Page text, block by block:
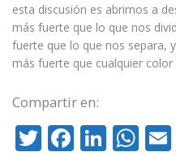
esta discusión es abrirnos a
más fuerte que lo que nos
fuerte que lo que nos separa,
más fuerte que cualquier color
Compartir en:
Twitter